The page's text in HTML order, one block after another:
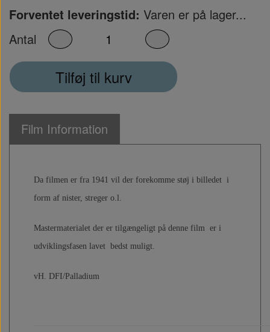
Forventet leveringstid: Varen er på lager...
Antal
Tilføj til kurv
Film Information
Da filmen er fra 1941 vil der forekomme støj i billedet i
form af nister, streger o.l.
Mastermaterialet der er tilgængeligt på denne film er i
udviklingsfasen lavet bedst muligt.
vH. DFI/Palladium